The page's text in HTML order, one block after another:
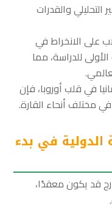
التحليلي والقدرات
على الانخراط في
للدراسة، مما
في قلب أوروبا، فإن
مختلف أنحاء القارة.
في بدء
قد يكون معقدًا،